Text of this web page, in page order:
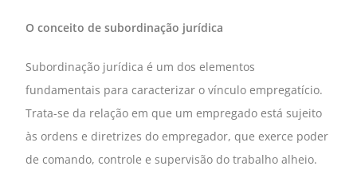
O conceito de subordinação jurídica
Subordinação jurídica é um dos elementos
fundamentais para caracterizar o vínculo empregatício.
Trata-se da relação em que um empregado está sujeito
às ordens e diretrizes do empregador, que exerce poder
de comando, controle e supervisão do trabalho alheio.